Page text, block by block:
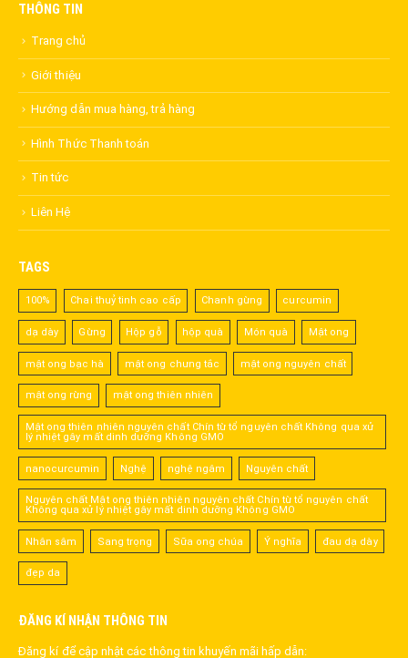
THÔNG TIN
Trang chủ
Giới thiệu
Hướng dẫn mua hàng, trả hàng
Hình Thức Thanh toán
Tin tức
Liên Hệ
TAGS
100% Chai thuỷ tinh cao cấp Chanh gừng curcumin
dạ dày Gừng Hộp gỗ hộp quà Món quà Mật ong
mật ong bạc hà mật ong chưng tắc mật ong nguyên chất
mật ong rừng mật ong thiên nhiên
Mật ong thiên nhiên nguyên chất Chín từ tổ nguyên chất Không qua xử
lý nhiệt gây mất dinh dưỡng Không GMO
nanocurcumin Nghệ nghệ ngâm Nguyên chất
Nguyên chất Mật ong thiên nhiên nguyên chất Chín từ tổ nguyên chất
Không qua xử lý nhiệt gây mất dinh dưỡng Không GMO
Nhân sâm Sang trọng Sữa ong chúa Ý nghĩa đau dạ dày
đẹp da
ĐĂNG KÍ NHẬN THÔNG TIN
Đăng kí để cập nhật các thông tin khuyến mãi hấp dẫn: